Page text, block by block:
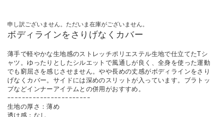
申し訳ございません。ただいま在庫がございません。
ボディラインをさりげなくカバー
薄手で軽やかな生地感のストレッチポリエステル生地で仕立てたTシ
ャツ。ゆったりとしたシルエットで風通しが良く、全身を使った運動
でも窮屈さを感じさせません。やや長めの丈感がボディラインをさり
げなくカバー。サイドには深めのスリットが入っています。ブラトッ
プなどインナーアイテムとの併用がおすすめ。
ｰｰｰｰｰｰｰｰｰｰｰｰｰｰｰｰｰｰｰｰｰｰｰ
生地の厚さ：薄め
透け感：なし